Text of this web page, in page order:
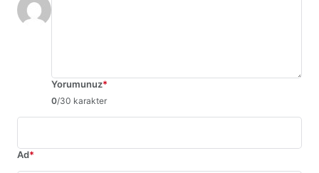
Yorumunuz*
0/30 karakter
Ad*